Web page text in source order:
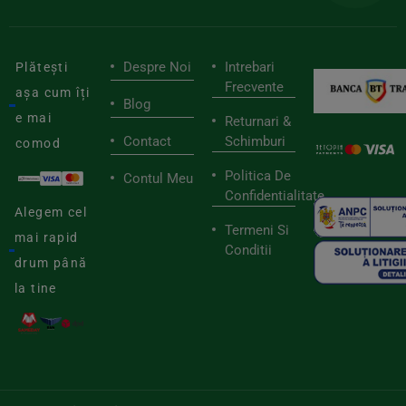
Plătești
așa cum îți
e mai
comod
Alegem cel
mai rapid
drum până
la tine
Despre Noi
Blog
Contact
Contul Meu
Intrebari
Frecvente
Returnari &
Schimburi
Politica De
Confidentialitate
Termeni Si
Conditii